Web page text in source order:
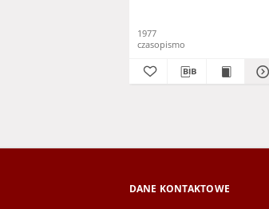
1977
czasopismo
DANE KONTAKTOWE